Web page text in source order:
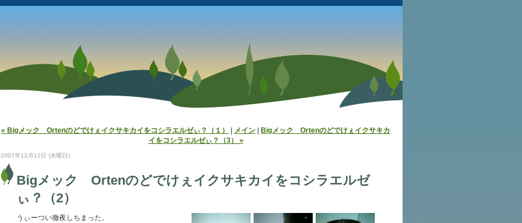
« Bigメック Ortenのどでけぇイクサキカイをコシラエルゼぃ？（１） メイン
Bigメック Ortenのどでけぇイクサキカ
イをコシラエルゼぃ？（3） »
2007年12月12日 (水曜日)
Bigメック Ortenのどでけぇイクサキカイをコシラエルゼ
ぃ？（2）
うぃーつい徹夜しちまった。